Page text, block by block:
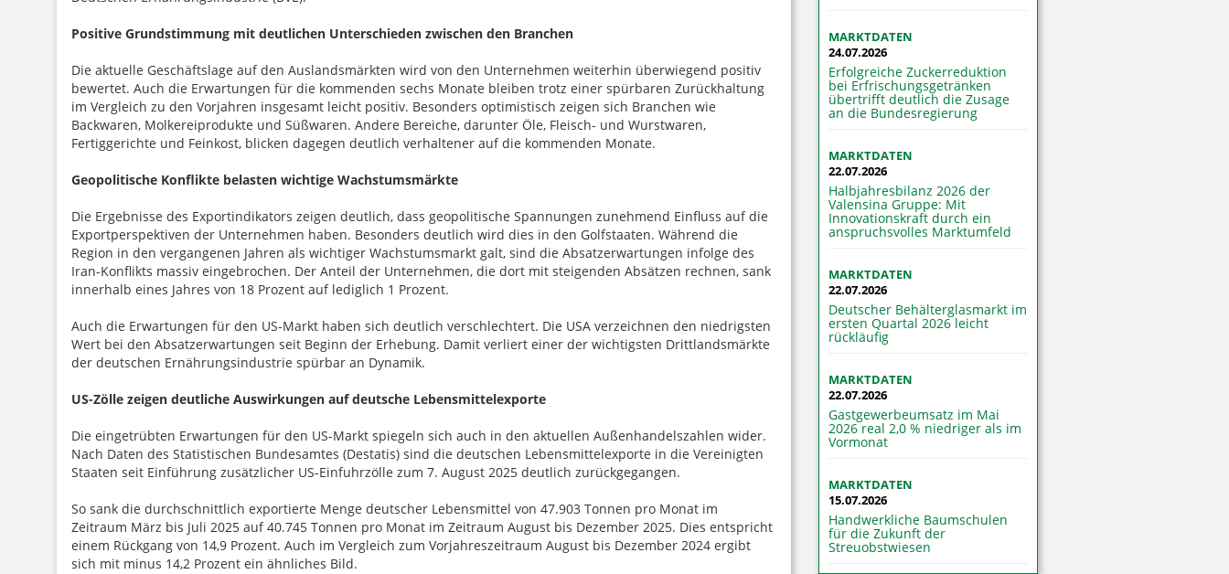
Positive Grundstimmung mit deutlichen Unterschieden zwischen den Branchen
Die aktuelle Geschäftslage auf den Auslandsmärkten wird von den Unternehmen weiterhin überwiegend positiv
bewertet. Auch die Erwartungen für die kommenden sechs Monate bleiben trotz einer spürbaren Zurückhaltung
im Vergleich zu den Vorjahren insgesamt leicht positiv. Besonders optimistisch zeigen sich Branchen wie
Backwaren, Molkereiprodukte und Süßwaren. Andere Bereiche, darunter Öle, Fleisch- und Wurstwaren,
Fertiggerichte und Feinkost, blicken dagegen deutlich verhaltener auf die kommenden Monate.
Geopolitische Konflikte belasten wichtige Wachstumsmärkte
Die Ergebnisse des Exportindikators zeigen deutlich, dass geopolitische Spannungen zunehmend Einfluss auf die
Exportperspektiven der Unternehmen haben. Besonders deutlich wird dies in den Golfstaaten. Während die
Region in den vergangenen Jahren als wichtiger Wachstumsmarkt galt, sind die Absatzerwartungen infolge des
Iran-Konflikts massiv eingebrochen. Der Anteil der Unternehmen, die dort mit steigenden Absätzen rechnen, sank
innerhalb eines Jahres von 18 Prozent auf lediglich 1 Prozent.
Auch die Erwartungen für den US-Markt haben sich deutlich verschlechtert. Die USA verzeichnen den niedrigsten
Wert bei den Absatzerwartungen seit Beginn der Erhebung. Damit verliert einer der wichtigsten Drittlandsmärkte
der deutschen Ernährungsindustrie spürbar an Dynamik.
US-Zölle zeigen deutliche Auswirkungen auf deutsche Lebensmittelexporte
Die eingetrübten Erwartungen für den US-Markt spiegeln sich auch in den aktuellen Außenhandelszahlen wider.
Nach Daten des Statistischen Bundesamtes (Destatis) sind die deutschen Lebensmittelexporte in die Vereinigten
Staaten seit Einführung zusätzlicher US-Einfuhrzölle zum 7. August 2025 deutlich zurückgegangen.
So sank die durchschnittlich exportierte Menge deutscher Lebensmittel von 47.903 Tonnen pro Monat im
Zeitraum März bis Juli 2025 auf 40.745 Tonnen pro Monat im Zeitraum August bis Dezember 2025. Dies entspricht
einem Rückgang von 14,9 Prozent. Auch im Vergleich zum Vorjahreszeitraum August bis Dezember 2024 ergibt
sich mit minus 14,2 Prozent ein ähnliches Bild.
MARKTDATEN
24.07.2026
Erfolgreiche Zuckerreduktion
bei Erfrischungsgetränken
übertrifft deutlich die Zusage
an die Bundesregierung
MARKTDATEN
22.07.2026
Halbjahresbilanz 2026 der
Valensina Gruppe: Mit
Innovationskraft durch ein
anspruchsvolles Marktumfeld
MARKTDATEN
22.07.2026
Deutscher Behälterglasmarkt im
ersten Quartal 2026 leicht
rückläufig
MARKTDATEN
22.07.2026
Gastgewerbeumsatz im Mai
2026 real 2,0 % niedriger als im
Vormonat
MARKTDATEN
15.07.2026
Handwerkliche Baumschulen
für die Zukunft der
Streuobstwiesen